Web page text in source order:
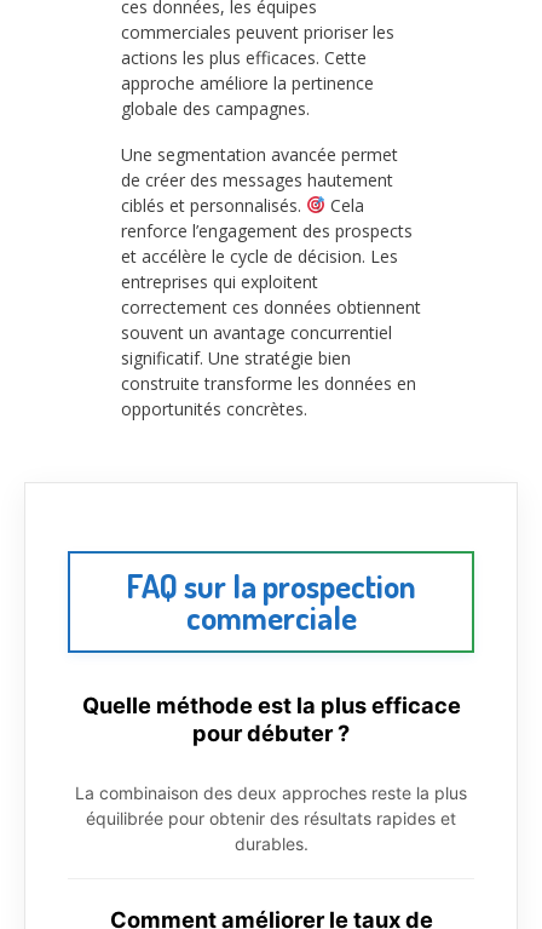
ces données, les équipes
commerciales peuvent prioriser les
actions les plus efficaces. Cette
approche améliore la pertinence
globale des campagnes.
Une segmentation avancée permet
de créer des messages hautement
ciblés et personnalisés.
Cela
renforce l’engagement des prospects
et accélère le cycle de décision. Les
entreprises qui exploitent
correctement ces données obtiennent
souvent un avantage concurrentiel
significatif. Une stratégie bien
construite transforme les données en
opportunités concrètes.
FAQ sur la prospection
commerciale
Quelle méthode est la plus efficace
pour débuter ?
La combinaison des deux approches reste la plus
équilibrée pour obtenir des résultats rapides et
durables.
Comment améliorer le taux de